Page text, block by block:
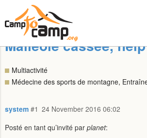
Malléole cassée, help
Multiactivité
Médecine des sports de montagne,
system 24 November 2016 06:02
#1
Posté en tant qu’invité par planet: